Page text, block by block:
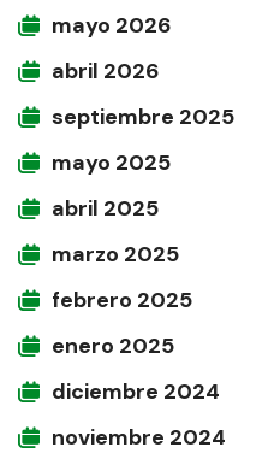
mayo 2026
abril 2026
septiembre 2025
mayo 2025
abril 2025
marzo 2025
febrero 2025
enero 2025
diciembre 2024
noviembre 2024